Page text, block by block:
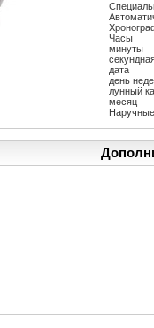
Часы
минуты
дата
день
лунный
месяц